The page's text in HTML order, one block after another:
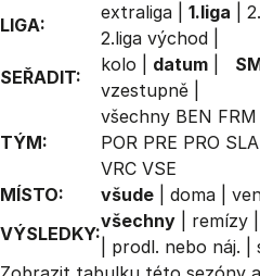
LIGA:
extraliga 1.liga
2.liga východ
SEŘADIT:
kolo datum
vzestupně
TÝM:
všechny BEN FRM
POR PRE PRO SLA
VRC VSE
MÍSTO:
všude doma
VÝSLEDKY:
všechny remízy
prodl. nebo náj.